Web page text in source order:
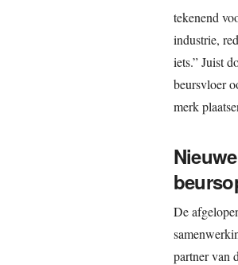
tekenend
industrie,
iets.” Juist
beursvloer
merk
De
partner van